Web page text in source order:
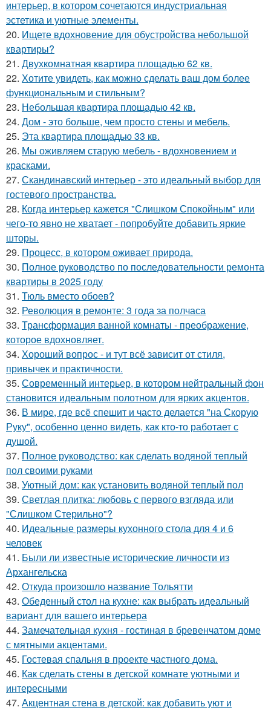
интерьер, в котором сочетаются индустриальная
эстетика и уютные элементы.
20. Ищете вдохновение для обустройства небольшой
квартиры?
21. Двухкомнатная квартира площадью 62 кв.
22. Хотите увидеть, как можно сделать ваш дом более
функциональным и стильным?
23. Небольшая квартира площадью 42 кв.
24. Дом - это больше, чем просто стены и мебель.
25. Эта квартира площадью 33 кв.
26. Мы оживляем старую мебель - вдохновением и
красками.
27. Скандинавский интерьер - это идеальный выбор для
гостевого пространства.
28. Когда интерьер кажется "Слишком Спокойным" или
чего-то явно не хватает - попробуйте добавить яркие
шторы.
29. Процесс, в котором оживает природа.
30. Полное руководство по последовательности ремонта
квартиры в 2025 году
31. Тюль вместо обоев?
32. Революция в ремонте: 3 года за полчаса
33. Трансформация ванной комнаты - преображение,
которое вдохновляет.
34. Хороший вопрос - и тут всё зависит от стиля,
привычек и практичности.
35. Современный интерьер, в котором нейтральный фон
становится идеальным полотном для ярких акцентов.
36. В мире, где всё спешит и часто делается "на Скорую
Руку", особенно ценно видеть, как кто-то работает с
душой.
37. Полное руководство: как сделать водяной теплый
пол своими руками
38. Уютный дом: как установить водяной теплый пол
39. Светлая плитка: любовь с первого взгляда или
"Слишком Стерильно"?
40. Идеальные размеры кухонного стола для 4 и 6
человек
41. Были ли известные исторические личности из
Архангельска
42. Откуда произошло название Тольятти
43. Обеденный стол на кухне: как выбрать идеальный
вариант для вашего интерьера
44. Замечательная кухня - гостиная в бревенчатом доме
с мятными акцентами.
45. Гостевая спальня в проекте частного дома.
46. Как сделать стены в детской комнате уютными и
интересными
47. Акцентная стена в детской: как добавить уют и